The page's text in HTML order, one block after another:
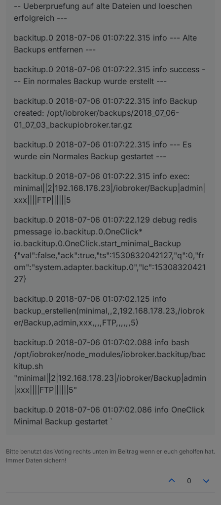
-- Ueberpruefung auf alte Dateien und loeschen
erfolgreich ---
backitup.0 2018-07-06 01:07:22.315 info --- Alte
Backups entfernen ---
backitup.0 2018-07-06 01:07:22.315 info success -
-- Ein normales Backup wurde erstellt ---
backitup.0 2018-07-06 01:07:22.315 info Backup
created: /opt/iobroker/backups/2018_07_06-
01_07_03_backupiobroker.tar.gz
backitup.0 2018-07-06 01:07:22.315 info --- Es
wurde ein Normales Backup gestartet ---
backitup.0 2018-07-06 01:07:22.315 info exec:
minimal||2|192.168.178.23|/iobroker/Backup|admin|
xxx||||FTP||||||5
backitup.0 2018-07-06 01:07:22.129 debug redis
pmessage io.backitup.0.OneClick*
io.backitup.0.OneClick.start_minimal_Backup
{"val":false,"ack":true,"ts":1530832042127,"q":0,"fr
om":"system.adapter.backitup.0","lc":15308320421
27}
backitup.0 2018-07-06 01:07:02.125 info
backup_erstellen(minimal,,2,192.168.178.23,/iobrok
er/Backup,admin,xxx,,,,FTP,,,,,,5)
backitup.0 2018-07-06 01:07:02.088 info bash
/opt/iobroker/node_modules/iobroker.backitup/bac
kitup.sh
"minimal||2|192.168.178.23|/iobroker/Backup|admin
|xxx||||FTP||||||5"
backitup.0 2018-07-06 01:07:02.086 info OneClick
Minimal Backup gestartet `
Bitte benutzt das Voting rechts unten im Beitrag wenn er euch geholfen hat.
Immer Daten sichern!
0